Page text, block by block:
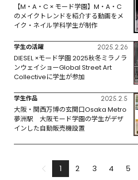
【M・A・C × モード学園】M・A・C
のメイクトレンドを紹介する動画をメ
イク・ネイル学科学生が制作
学生の活躍 2025.2.26
DIESEL ×モード学園 2025秋冬ミラノラ
ンウェイショーGlobal Street Art
Collectiveに学生が参加
学生作品 2025.2.5
大阪・関西万博の玄関口Osaka Metro
夢洲駅　大阪モード学園の学生がデザ
インした自動販売機設置
1 2 3 4 5